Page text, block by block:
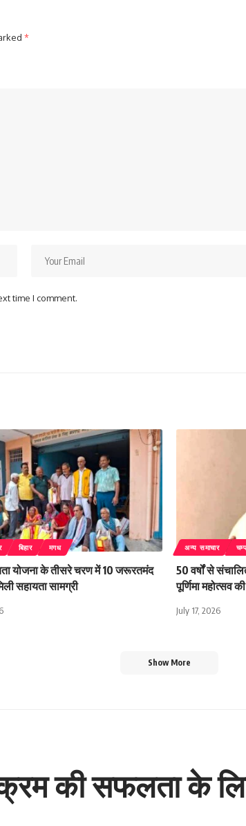
*
time I comment.
बिहार मगध
योजना के तीसरे चरण में 10 जरूरतमंद
सहायता सामग्री
अन्य समाचार
50 वर्षों से
पूर्णिमा महोत्सव
July 17, 2026
Show More
की सफलता के